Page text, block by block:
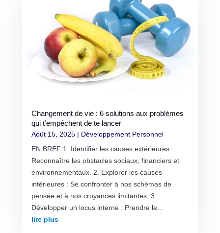
Changement de vie : 6 solutions aux problèmes
qui t’empêchent de te lancer
Août 15, 2025| Développement Personnel
EN BREF 1. Identifier les causes extérieures :
Reconnaître les obstacles sociaux, financiers et
environnementaux. 2. Explorer les causes
intérieures : Se confronter à nos schémas de
pensée et à nos croyances limitantes. 3.
Développer un locus interne : Prendre le...
lire plus